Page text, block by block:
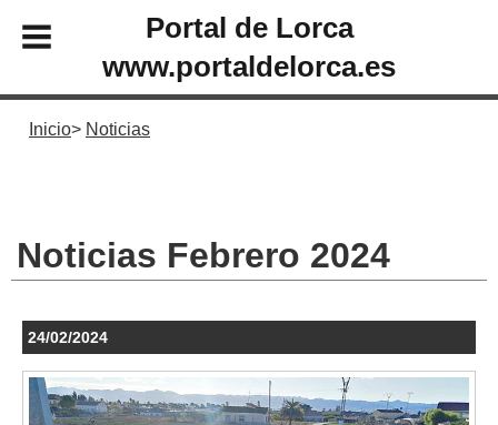
Portal de Lorca
www.portaldelorca.es
Inicio Noticias
Noticias Febrero 2024
24/02/2024